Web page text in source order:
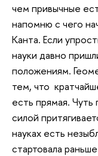
чем привычные
напомню с чего
Канта. Если
науки давно
положениям.
тем, что
есть прямая.
силой
науках есть
стартовала